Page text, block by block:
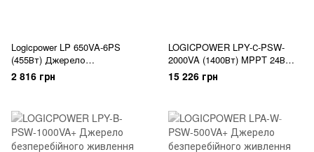
Logicpower LP 650VA-6PS
(455Вт) Джерело
безперебійного живлення
2 816 грн
LOGICPOWER LPY-С-PSW-
2000VA (1400Вт) MPPT 24В
Джерело безперебійного
живлення
15 226 грн